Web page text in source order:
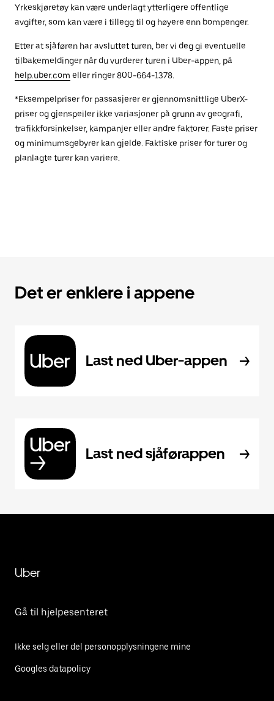
Yrkeskjøretøy kan være underlagt ytterligere offentlige
avgifter, som kan være i tillegg til og høyere enn bompenger.
Etter at sjåføren har avsluttet turen, ber vi deg gi eventuelle
tilbakemeldinger når du vurderer turen i Uber-appen, på
help.uber.com eller ringer 800-664-1378.
*Eksempelpriser for passasjerer er gjennomsnittlige UberX-
priser og gjenspeiler ikke variasjoner på grunn av geografi,
trafikkforsinkelser, kampanjer eller andre faktorer. Faste priser
og minimumsgebyrer kan gjelde. Faktiske priser for turer og
planlagte turer kan variere.
Det er enklere i appene
Last ned Uber-appen
Last ned sjåførappen
Uber
Gå til hjelpesenteret
Ikke selg eller del personopplysningene mine
Googles datapolicy